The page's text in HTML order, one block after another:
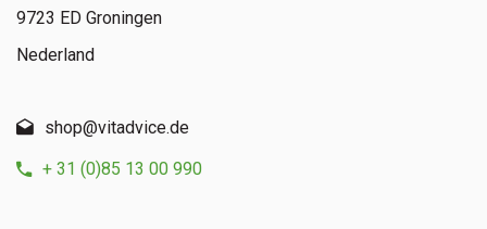
9723 ED Groningen
Nederland
shop@vitadvice.de
+ 31 (0)85 13 00 990